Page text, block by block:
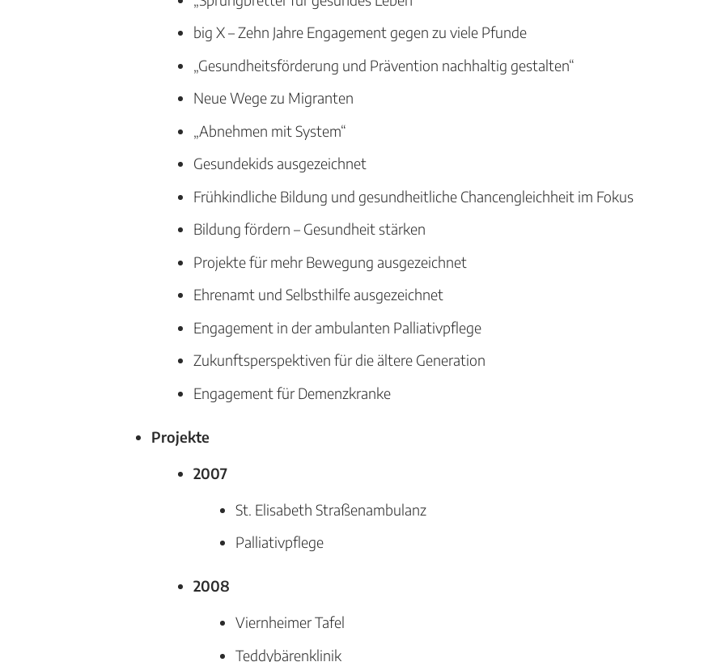
big X – Zehn Jahre Engagement gegen zu viele Pfunde
„Gesundheitsförderung und Prävention nachhaltig gestalten“
Neue Wege zu Migranten
„Abnehmen mit System“
Gesundekids ausgezeichnet
Frühkindliche Bildung und gesundheitliche Chancengleichheit im Fokus
Bildung fördern – Gesundheit stärken
Projekte für mehr Bewegung ausgezeichnet
Ehrenamt und Selbsthilfe ausgezeichnet
Engagement in der ambulanten Palliativpflege
Zukunftsperspektiven für die ältere Generation
Engagement für Demenzkranke
Projekte
2007
St. Elisabeth Straßenambulanz
Palliativpflege
2008
Viernheimer Tafel
Teddybärenklinik